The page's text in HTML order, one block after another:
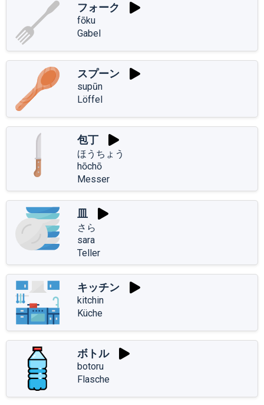
フォーク
fōku
Gabel
スプーン
supūn
Löffel
包丁
ほうちょう
hōchō
Messer
皿
さら
sara
Teller
キッチン
kitchin
Küche
ボトル
botoru
Flasche